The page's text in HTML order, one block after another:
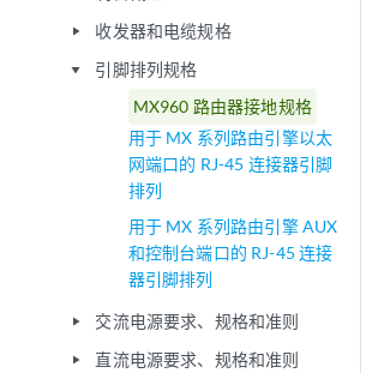
play_arrow 收发器和电缆规格
play_arrow
引脚排列规格
MX960 路由器接地规格
用于 MX 系列路由引擎以太
网端口的 RJ-45 连接器引脚
排列
用于 MX 系列路由引擎 AUX
和控制台端口的 RJ-45 连接
器引脚排列
play_arrow 交流电源要求、规格和准则
play_arrow 直流电源要求、规格和准则